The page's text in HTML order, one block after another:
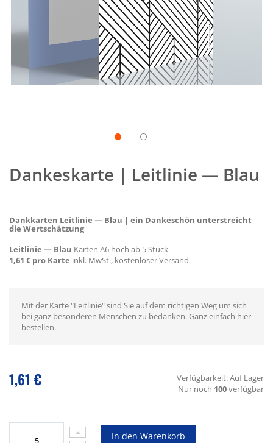
der
Bildgalerie
Dankeskarte | Leitlinie — Blau
Dankkarten Leitlinie — Blau | ein Dankeschön unterstreicht
die Wertschätzung
Leitlinie — Blau Karten A6 hoch ab 5 Stück
1,61 € pro Karte inkl. MwSt., kostenloser Versand
Mit der Karte "Leitlinie" sind Sie auf dem richtigen Weg um sich
bei ganz besonderen Menschen zu bedanken. Ganz einfach hier
bestellen.
1,61 € Verfügbarkeit:Auf Lager
Nur noch 100verfügbar
In den Warenkorb